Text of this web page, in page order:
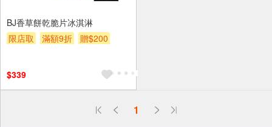
BJ香草餅乾脆片冰淇淋
限店取
滿額9折 贈$200
$339
1
偏遠地區配送